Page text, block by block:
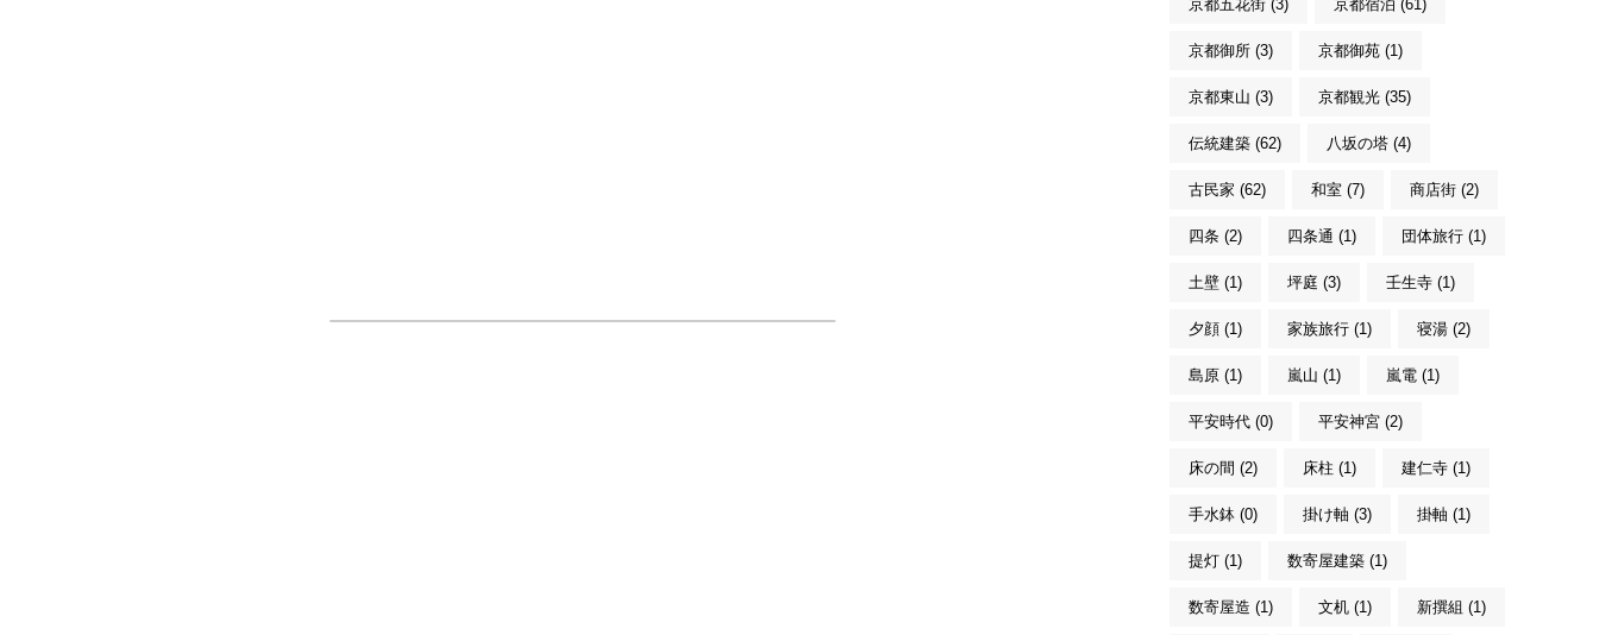
京都五花街 (3) 京都宿泊 (61)
京都御所 (3) 京都御苑 (1)
京都東山 (3) 京都観光 (35)
伝統建築 (62) 八坂の塔 (4)
古民家 (62) 和室 (7) 商店街 (2)
四条 (2) 四条通 (1) 団体旅行 (1)
土壁 (1) 坪庭 (3) 壬生寺 (1)
夕顔 (1) 家族旅行 (1) 寝湯 (2)
島原 (1) 嵐山 (1) 嵐電 (1)
平安時代 (0) 平安神宮 (2)
床の間 (2) 床柱 (1) 建仁寺 (1)
手水鉢 (0) 掛け軸 (3) 掛軸 (1)
提灯 (1) 数寄屋建築 (1)
数寄屋造 (1) 文机 (1) 新撰組 (1)